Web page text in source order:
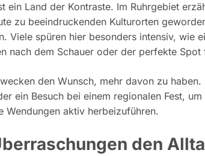
ein Land der Kontraste. Im Ruhrgebiet
zu beeindruckenden Kulturorten
Viele spüren hier besonders intensiv, wie
nach dem Schauer oder der perfekte Spot
den Wunsch, mehr davon zu
ein Besuch bei einem regionalen Fest,
Wendungen aktiv herbeizuführen.
den